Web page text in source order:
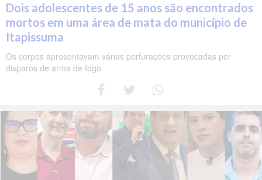
Dois adolescentes de 15 anos são encontrados
mortos em uma área de mata do município de
Itapissuma
Os corpos apresentavam várias perfurações provocadas por
disparos de arma de fogo